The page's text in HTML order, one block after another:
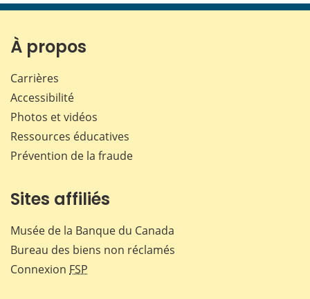
page page page page
À propos
Carrières
Accessibilité
Photos et vidéos
Ressources éducatives
Prévention de la fraude
Sites affiliés
Musée de la Banque du Canada
Bureau des biens non réclamés
Connexion FSP